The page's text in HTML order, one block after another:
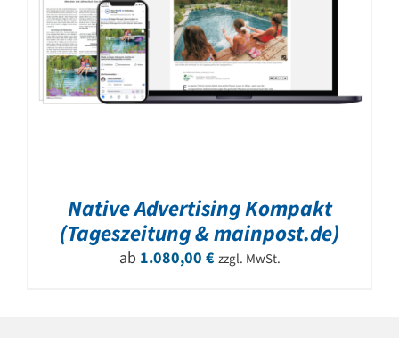
Native Advertising Kompakt
(Tageszeitung & mainpost.de)
ab 1.080,00 € zzgl. MwSt.